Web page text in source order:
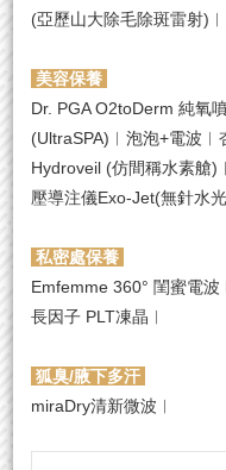
(亞歷山大除毛除斑雷射
美容保養
Dr. PGA O2toDerm 純氧
(UltraSPA)︱泡泡+電波︱
Hydroveil (仿間稱水素艙
壓導注儀Exo-Jet(無針水光
私密處保養
Emfemme 360° 閨蜜電
長因子 PLT凍晶︱
狐臭/腋下多汗
miraDry清新微波︱